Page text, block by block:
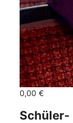
0,00 €
Schüler-